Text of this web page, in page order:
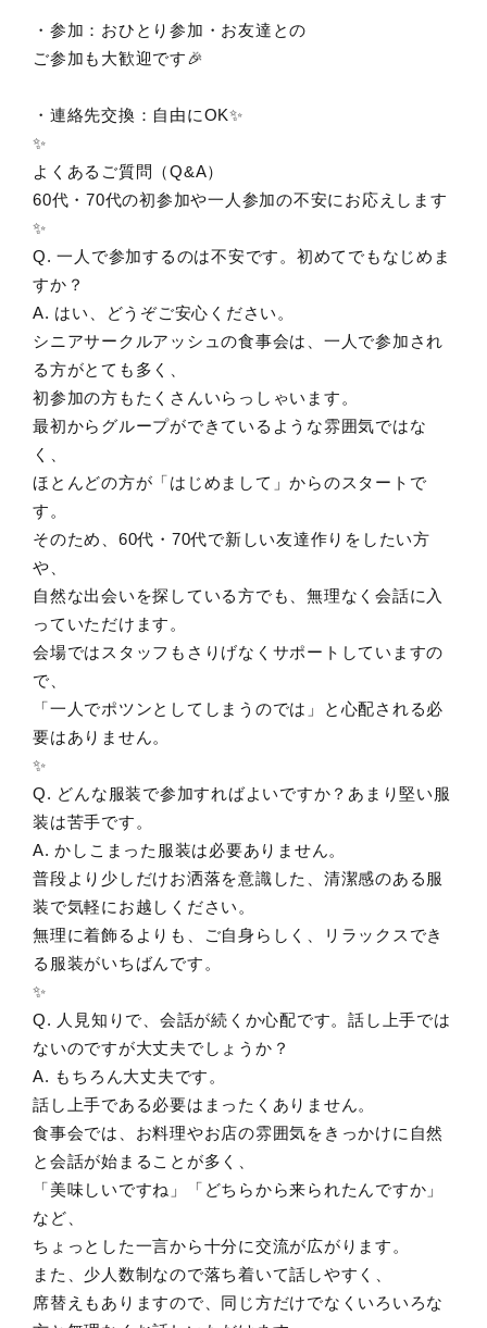
・参加：おひとり参加・お友達との
ご参加も大歓迎です🎉
・連絡先交換：自由にOK✨
✨
よくあるご質問（Q&A）
60代・70代の初参加や一人参加の不安にお応えします
✨
Q. 一人で参加するのは不安です。初めてでもなじめま
すか？
A. はい、どうぞご安心ください。
シニアサークルアッシュの食事会は、一人で参加され
る方がとても多く、
初参加の方もたくさんいらっしゃいます。
最初からグループができているような雰囲気ではな
く、
ほとんどの方が「はじめまして」からのスタートで
す。
そのため、60代・70代で新しい友達作りをしたい方
や、
自然な出会いを探している方でも、無理なく会話に入
っていただけます。
会場ではスタッフもさりげなくサポートしていますの
で、
「一人でポツンとしてしまうのでは」と心配される必
要はありません。
✨
Q. どんな服装で参加すればよいですか？あまり堅い服
装は苦手です。
A. かしこまった服装は必要ありません。
普段より少しだけお洒落を意識した、清潔感のある服
装で気軽にお越しください。
無理に着飾るよりも、ご自身らしく、リラックスでき
る服装がいちばんです。
✨
Q. 人見知りで、会話が続くか心配です。話し上手では
ないのですが大丈夫でしょうか？
A. もちろん大丈夫です。
話し上手である必要はまったくありません。
食事会では、お料理やお店の雰囲気をきっかけに自然
と会話が始まることが多く、
「美味しいですね」「どちらから来られたんですか」
など、
ちょっとした一言から十分に交流が広がります。
また、少人数制なので落ち着いて話しやすく、
席替えもありますので、同じ方だけでなくいろいろな